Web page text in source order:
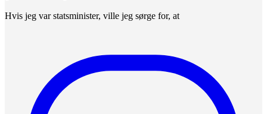
Hvis jeg var statsminister, ville jeg sørge for, at